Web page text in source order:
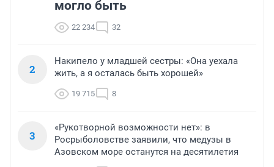
могло быть
22 234 32
2
Накипело у младшей сестры: «Она уехала
жить, а я осталась быть хорошей»
19 715 8
3
«Рукотворной возможности нет»: в
Росрыболовстве заявили, что медузы в
Азовском море останутся на десятилетия